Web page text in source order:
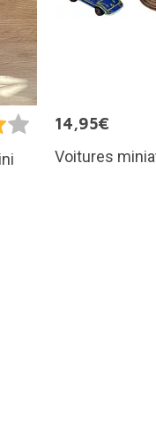
14,95€
Voitures